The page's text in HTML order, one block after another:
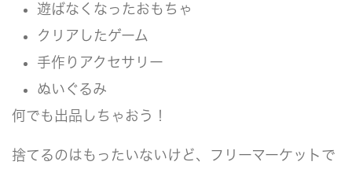
遊ばなくなったおもちゃ
クリアしたゲーム
手作りアクセサリー
ぬいぐるみ
何でも出品しちゃおう！
捨てるのはもったいないけど、フリーマーケットで